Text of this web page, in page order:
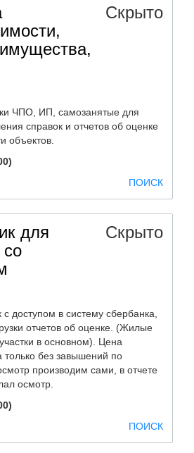
Скрыто
ЧПО, ИП, самозанятые для
справок и отчетов об оценке
объектов.
ПОИСК
для
Скрыто
доступом в систему сбербанка,
отчетов об оценке. (Жилые
в основном). Цена
только без завышений по
производим сами, в отчете
осмотр.
ПОИСК